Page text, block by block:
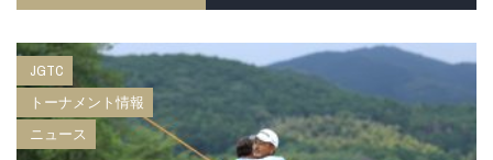
JGTC
トーナメント情報
ニュース